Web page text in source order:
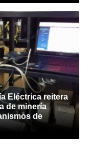
Eléctrica reitera
de minería
de